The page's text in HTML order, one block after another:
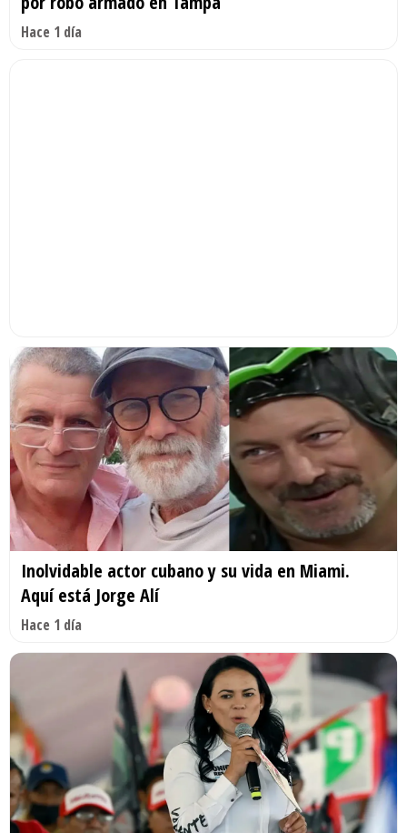
Hace 1 día
Inolvidable actor cubano y su vida en Miami.
Aquí está Jorge Alí
Hace 1 día